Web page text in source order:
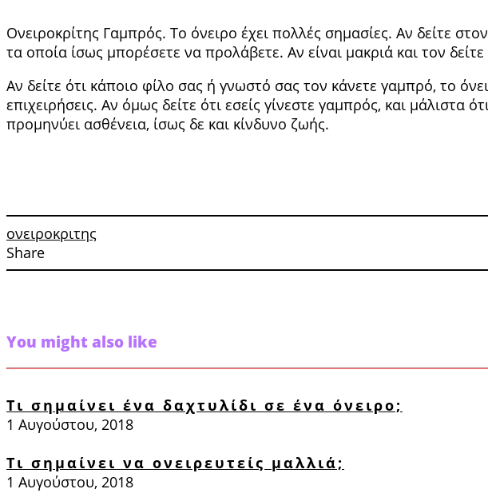
Ονειροκρίτης Γαμπρός. Το όνειρο έχει πολλές σημασίες. Αν δείτε
τα οποία ίσως μπορέσετε να προλάβετε. Αν είναι μακριά και τον
Αν δείτε ότι κάποιο φίλο σας ή γνωστό σας τον κάνετε γαμπρό, το
επιχειρήσεις. Αν όμως δείτε ότι εσείς γίνεστε γαμπρός, και μάλιστα
προμηνύει ασθένεια, ίσως δε και κίνδυνο ζωής.
ονειροκριτης
Share
You might also like
Τι σημαίνει ένα δαχτυλίδι σε ένα όνειρο;
1 Αυγούστου, 2018
Τι σημαίνει να ονειρευτείς μαλλιά;
1 Αυγούστου, 2018